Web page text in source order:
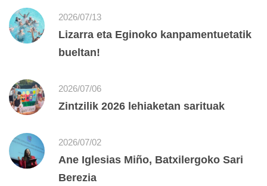
2026/07/13
Lizarra eta Eginoko kanpamentuetatik
bueltan!
2026/07/06
Zintzilik 2026 lehiaketan sarituak
2026/07/02
Ane Iglesias Miño, Batxilergoko Sari
Berezia